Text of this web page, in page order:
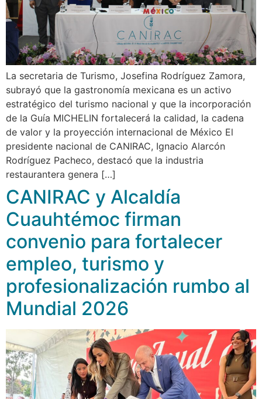
La secretaria de Turismo, Josefina Rodríguez Zamora,
subrayó que la gastronomía mexicana es un activo
estratégico del turismo nacional y que la incorporación
de la Guía MICHELIN fortalecerá la calidad, la cadena
de valor y la proyección internacional de México El
presidente nacional de CANIRAC, Ignacio Alarcón
Rodríguez Pacheco, destacó que la industria
restaurantera genera […]
CANIRAC y Alcaldía
Cuauhtémoc firman
convenio para fortalecer
empleo, turismo y
profesionalización rumbo al
Mundial 2026